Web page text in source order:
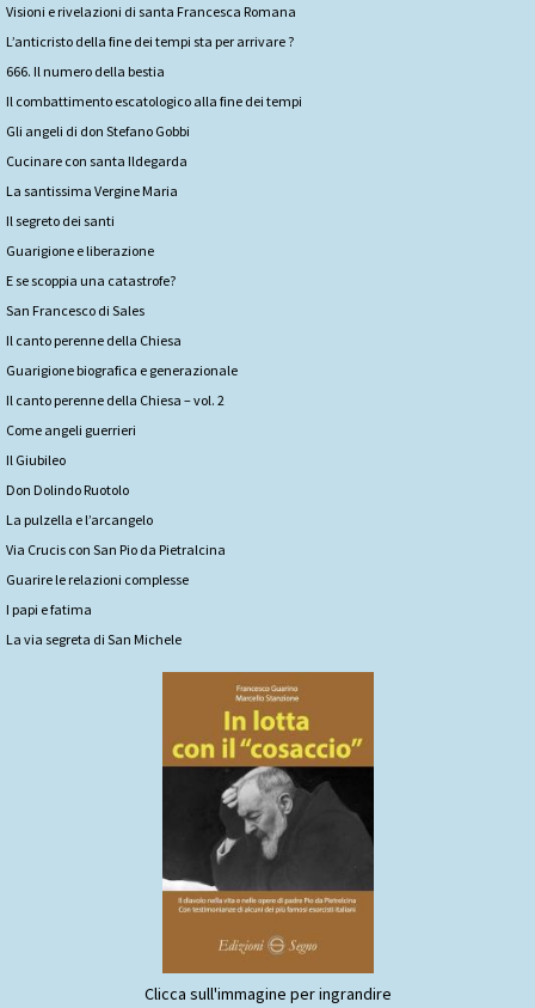
Visioni e rivelazioni di santa Francesca Romana
L’anticristo della fine dei tempi sta per arrivare ?
666. Il numero della bestia
Il combattimento escatologico alla fine dei tempi
Gli angeli di don Stefano Gobbi
Cucinare con santa Ildegarda
La santissima Vergine Maria
Il segreto dei santi
Guarigione e liberazione
E se scoppia una catastrofe?
San Francesco di Sales
Il canto perenne della Chiesa
Guarigione biografica e generazionale
Il canto perenne della Chiesa – vol. 2
Come angeli guerrieri
Il Giubileo
Don Dolindo Ruotolo
La pulzella e l’arcangelo
Via Crucis con San Pio da Pietralcina
Guarire le relazioni complesse
I papi e fatima
La via segreta di San Michele
Clicca sull'immagine per ingrandire